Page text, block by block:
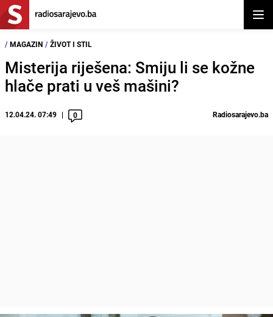
/ MAGAZIN / ŽIVOT I STIL
Misterija riješena: Smiju li se kožne
hlače prati u veš mašini?
12.04.24. 07:49 0 Radiosarajevo.ba